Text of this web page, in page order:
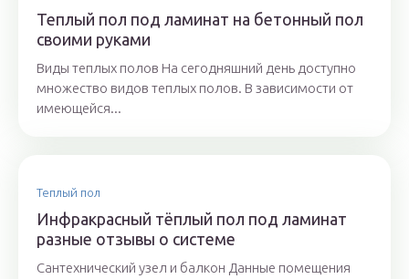
Теплый пол под ламинат на бетонный пол
своими руками
Виды теплых полов На сегодняшний день доступно
множество видов теплых полов. В зависимости от
имеющейся...
Теплый пол
Инфракрасный тёплый пол под ламинат
разные отзывы о системе
Сантехнический узел и балкон Данные помещения